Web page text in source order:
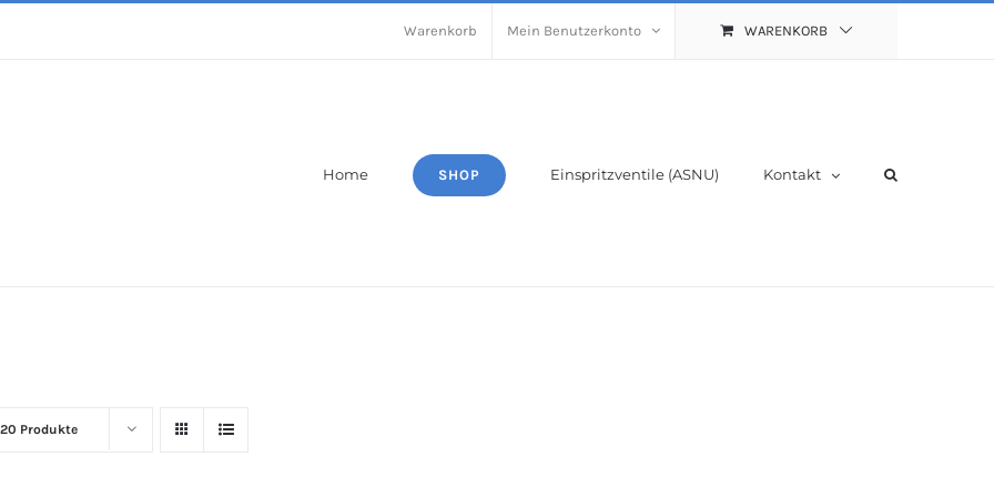
Warenkorb Mein Benutzerkonto WARENKORB
Home SHOP Einspritzventile (ASNU) Kontakt
20 Produkte